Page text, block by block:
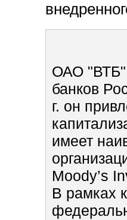
ОАО "ВТБ"
банков
г. он
имеет
Moody’s
В рамках